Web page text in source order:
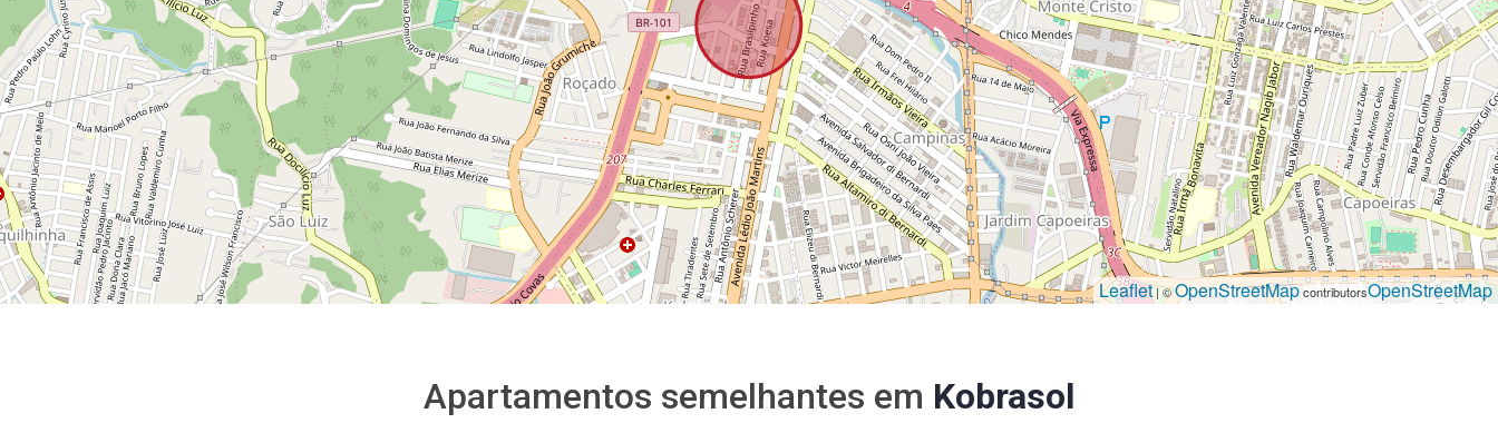
Leaflet| ©OpenStreetMapcontributorsOpenStreetMap
Apartamentos semelhantes em Kobrasol